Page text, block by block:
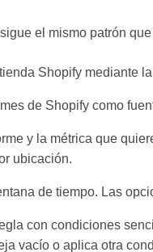
el mismo patrón
Shopify mediante
de Shopify como
y la métrica que
ubicación.
de tiempo. Las
con condiciones
vacío o aplica otra